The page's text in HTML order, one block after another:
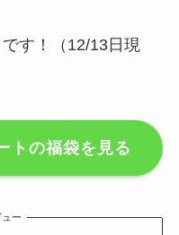
す！（12/13日現
トの福袋を見る
ー